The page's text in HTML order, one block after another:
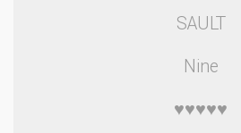
SAULT
Nine
♥♥♥♥♥